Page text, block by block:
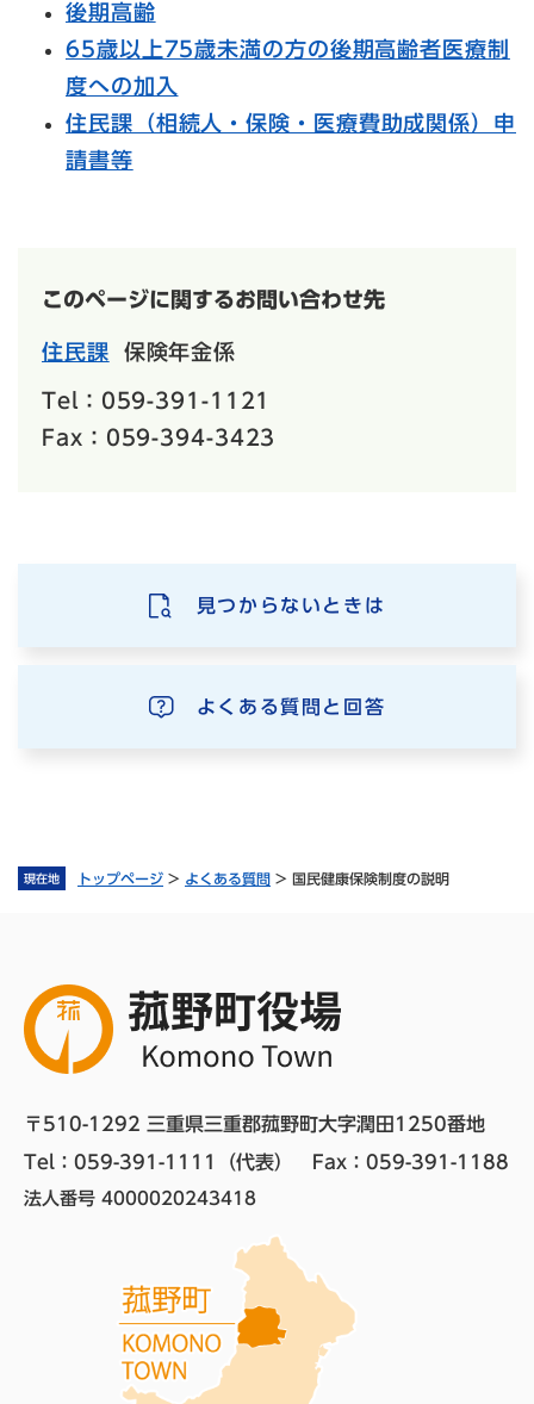
現在地 トップページ > よくある質問 > 国民健康保険制度の説明
後期高齢
65歳以上75歳未満の方の後期高齢者医療制
度への加入
住民課（相続人・保険・医療費助成関係）申
請書等
このページに関するお問い合わせ先
住民課 保険年金係
Tel：059-391-1121
Fax：059-394-3423
見つからないときは
よくある質問と回答
〒510-1292 三重県三重郡菰野町大字潤田1250番地
Tel：059-391-1111（代表）
Fax：059-391-1188
法人番号 4000020243418